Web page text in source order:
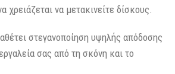
χρειάζεται να μετακινείτε δίσκους.
στεγανοποίηση υψηλής απόδοσης
σας από τη σκόνη και το